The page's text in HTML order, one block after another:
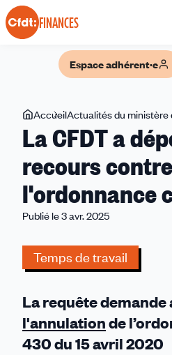
Panneau de gestion des cookies
FINANCES
Espace adhérent·e
Vous
êtes
ici
AccueilActualités du ministère
La CFDT a
recours contre
l'ordonnance
Publié le 3 avr. 2025
Temps de travail
La requête demande
l'annulationde
430 du 15 avril 2020